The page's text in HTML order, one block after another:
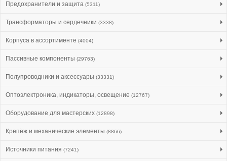
Предохранители и защита (5311)
Трансформаторы и сердечники (3338)
Корпуса в ассортименте (4004)
Пассивные компоненты (29763)
Полупроводники и аксессуары (33331)
Оптоэлектроника, индикаторы, освещение (12767)
Оборудование для мастерских (12898)
Крепёж и механические элементы (8866)
Источники питания (7241)